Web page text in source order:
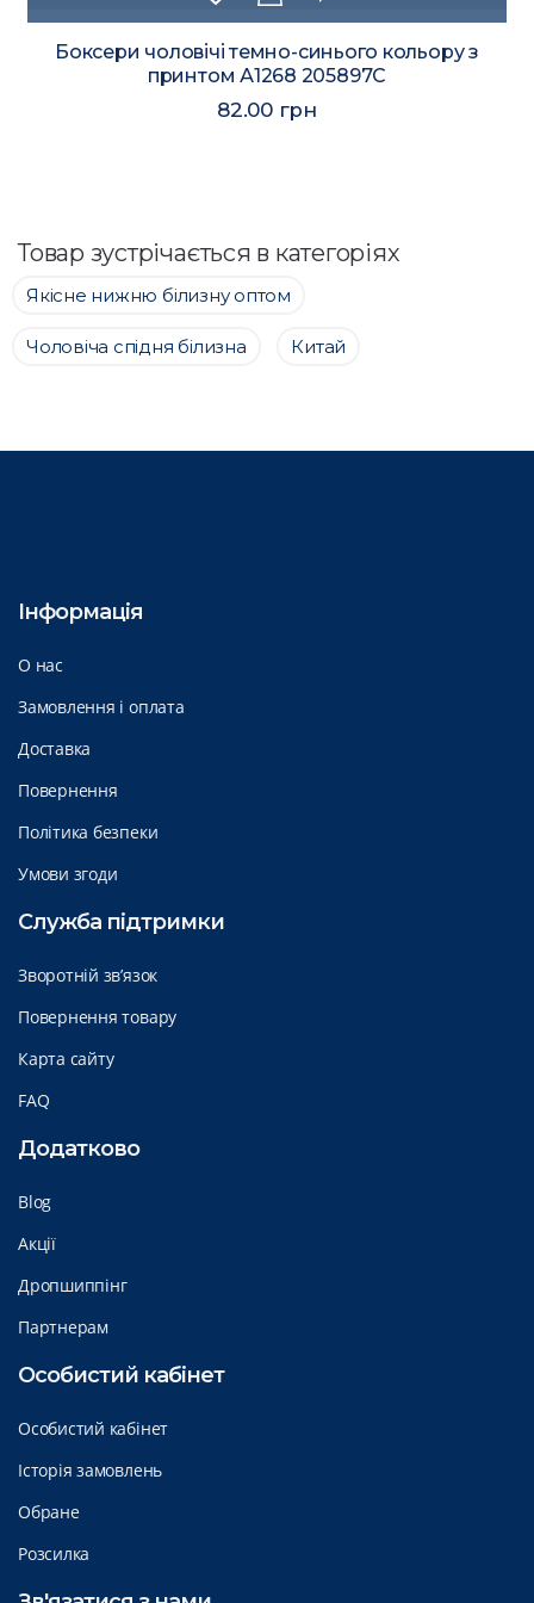
Боксери чоловічі темно-синього кольору з
принтом А1268 205897C
82.00 грн
Товар зустрічається в категоріях
Якісне нижню білизну оптом
Чоловіча спідня білизна Китай
Інформація
О нас
Замовлення і оплата
Доставка
Повернення
Політика безпеки
Умови згоди
Служба підтримки
Зворотній зв’язок
Повернення товару
Карта сайту
FAQ
Додатково
Blog
Акції
Дропшиппінг
Партнерам
Особистий кабінет
Особистий кабінет
Історія замовлень
Обране
Розсилка